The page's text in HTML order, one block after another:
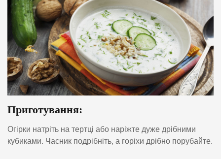
Приготування:
Огірки натріть на тертці або наріжте дуже дрібними
кубиками. Часник подрібніть, а горіхи дрібно порубайте.